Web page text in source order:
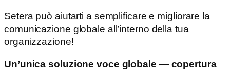
Setera può aiutarti a semplificare e migliorare la
comunicazione globale all’interno della tua
organizzazione!
Un’unica soluzione voce globale — copertura